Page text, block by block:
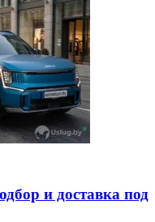
и доставка под